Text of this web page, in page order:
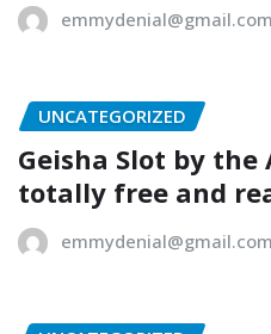
emmydenial@gmail.com
UNCATEGORIZED
Geisha Slot by
totally free and
emmydenial@gmail.com